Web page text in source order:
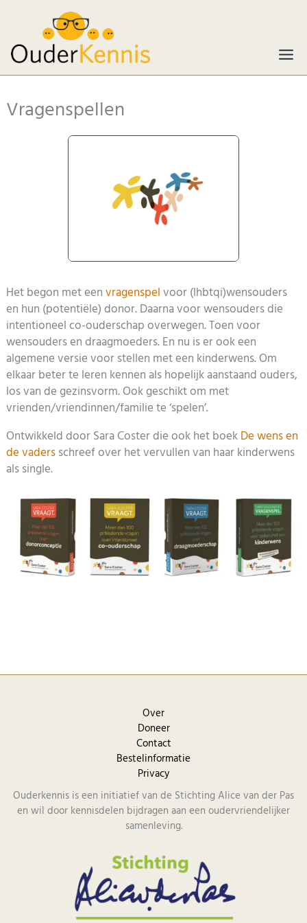
inhoud
Vragenspellen
Het begon met eenvragenspelvoor (lhbtqi)wensouders
en hun (potentiële) donor. Daarna voor wensouders die
intentioneel co-ouderschap overwegen. Toen voor
wensouders en draagmoeders. En nu is er ook een
algemene versie voor stellen met een kinderwens. Om
elkaar beter te leren kennen als hopelijk aanstaand ouders,
los van de gezinsvorm. Ook geschikt om met
vrienden/vriendinnen/familie te ‘spelen’.
Ontwikkeld door Sara Coster die ook het boekDe wens en
de vadersschreef over het vervullen van haar kinderwens
als single.
Over
Doneer
Contact
Bestelinformatie
Privacy
Ouderkennis is een initiatief van de Stichting Alice van der Pas
en wil door kennisdelen bijdragen aan een oudervriendelijker
samenleving.